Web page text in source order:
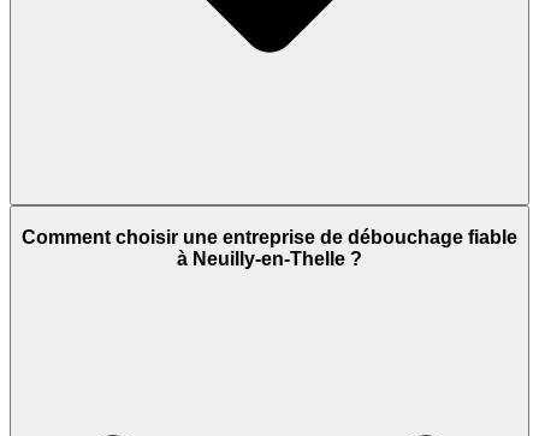
Comment choisir une entreprise de débouchage fiable
à Neuilly-en-Thelle ?